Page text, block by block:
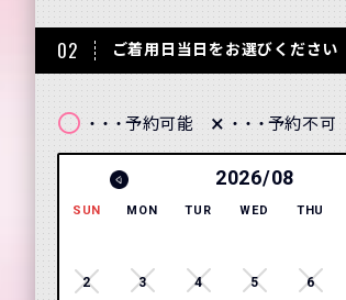
02 ご着用日当日をお選びください
〇 ・・・ 予約可能 × ・・・ 予約不可
2026/08
SUN MON TUR WED THU
2 3 4 5 6